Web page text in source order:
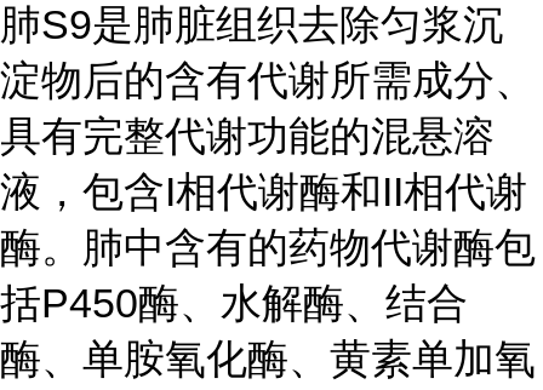
肺S9是肺脏组织去除匀浆沉
淀物后的含有代谢所需成分、
具有完整代谢功能的混悬溶
液，包含I相代谢酶和II相代谢
酶。肺中含有的药物代谢酶包
括P450酶、水解酶、结合
酶、单胺氧化酶、黄素单加氧